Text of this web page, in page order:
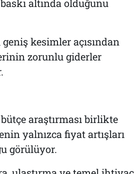
altında olduğunu
kesimler açısından
zorunlu giderler
araştırması birlikte
yalnızca fiyat artışları
görülüyor.